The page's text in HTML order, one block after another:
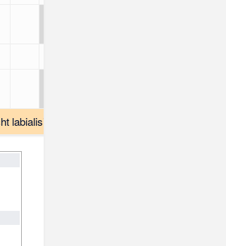
labialisierten Variante [